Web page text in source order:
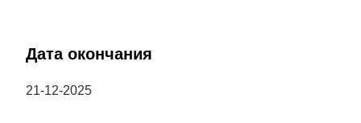
Дата окончания
21-12-2025